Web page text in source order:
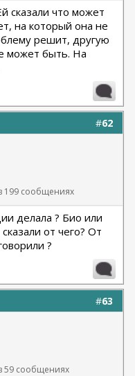
сказали что может
на который она не
решит, другую
может быть. На
#62
199 сообщениях
делала ? Био или
от чего? От
?
#63
59 сообщениях